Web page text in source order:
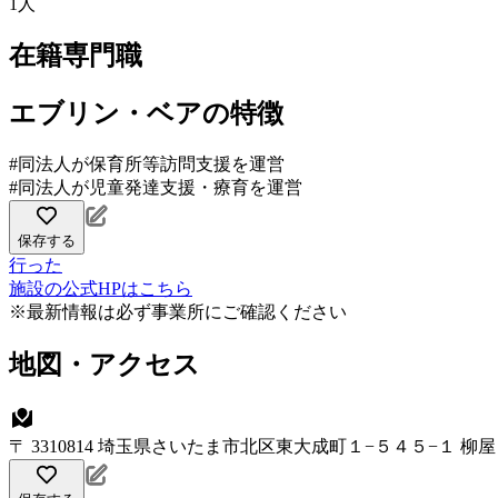
在籍専門職
エブリン・ベアの特徴
#同法人が保育所等訪問支援を運営
#同法人が児童発達支援・療育を運営
保存する
行った
施設の公式HPはこちら
※最新情報は必ず事業所にご確認ください
地図・アクセス
〒 3310814 埼玉県さいたま市北区東大成町１−５４５−１ 柳